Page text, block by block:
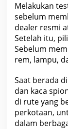
Melakukan
sebelum
dealer resmi
Setelah itu,
Sebelum
rem, lampu,
Saat berada
dan kaca
di rute yang
perkotaan,
dalam